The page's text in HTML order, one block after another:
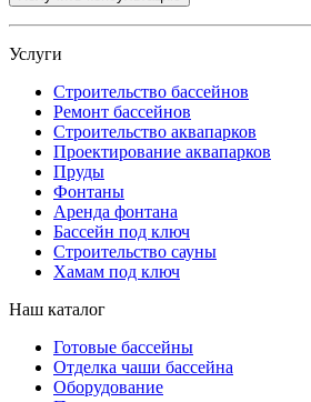
Услуги
Строительство бассейнов
Ремонт бассейнов
Строительство аквапарков
Проектирование аквапарков
Пруды
Фонтаны
Аренда фонтана
Бассейн под ключ
Строительство сауны
Хамам под ключ
Наш каталог
Готовые бассейны
Отделка чаши бассейна
Оборудование